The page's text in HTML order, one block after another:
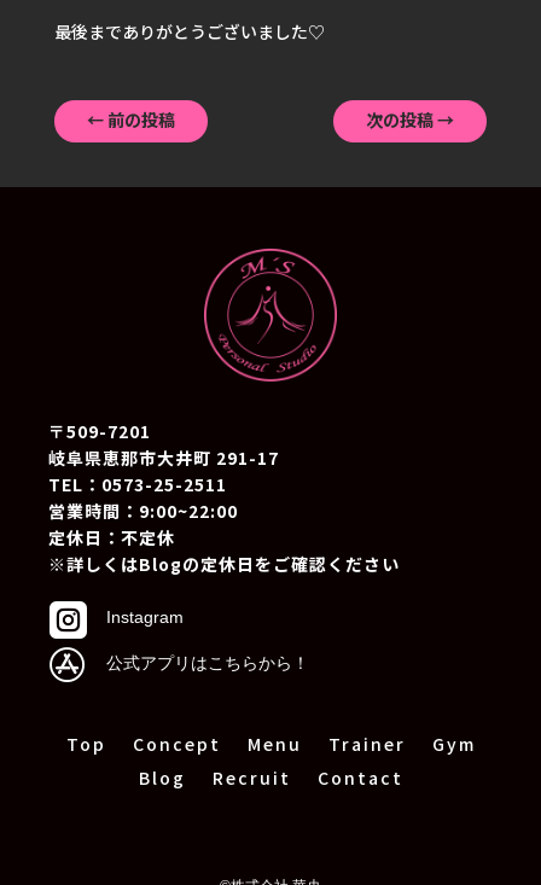
最後までありがとうございました♡
← 前の投稿 次の投稿→
〒509-7201
岐阜県恵那市大井町 291-17
TEL：0573-25-2511
営業時間：9:00~22:00
定休日：不定休
※詳しくはBlogの定休日をご確認ください
 Instagram
 公式アプリはこちらから！
Top Concept Menu Trainer
Gym
Blog
Recruit Contact